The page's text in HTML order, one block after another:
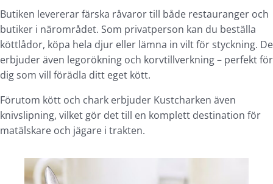
Butiken levererar färska råvaror till både restauranger och
butiker i närområdet. Som privatperson kan du beställa
köttlådor, köpa hela djur eller lämna in vilt för styckning. De
erbjuder även legorökning och korvtillverkning – perfekt för
dig som vill förädla ditt eget kött.
Förutom kött och chark erbjuder Kustcharken även
knivslipning, vilket gör det till en komplett destination för
matälskare och jägare i trakten.